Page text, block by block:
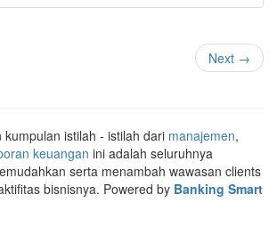
Next →
kumpulan istilah - istilah dari manajemen,
keuangan ini adalah seluruhnya
serta menambah wawasan clients
bisnisnya. Powered by Banking Smart